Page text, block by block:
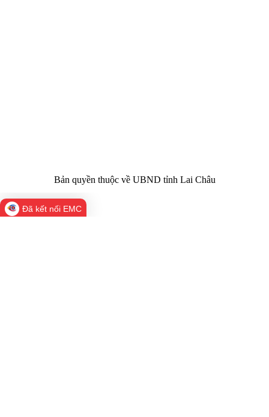
Bản quyền thuộc về UBND tỉnh Lai Châu
Đã kết nối EMC